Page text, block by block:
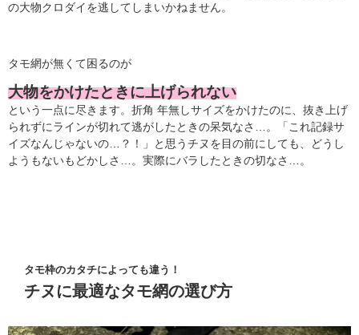
の大物クロダイを逃してしまいかねません。
タモ網が無くて困るのが
大物をかけたときに上げられない
という一点に尽きます。折角 年無しサイズをかけたのに、抜き上げ
られずにラインが切れて逃がしたときの呆気なさ…。「これ記録サ
イズなんじゃないの…？！」と思うチヌを目の前にしても、どうし
ようもないもどかしさ…。実際にバラしたときの切なさ…。
タモ枠のカタチによっても違う！
チヌに最適なタモ網の選び方